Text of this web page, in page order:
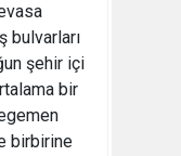
bulvarları
şehir içi
bir
birbirine